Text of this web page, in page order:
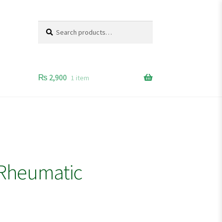
for:
₨ 2,900 1 item